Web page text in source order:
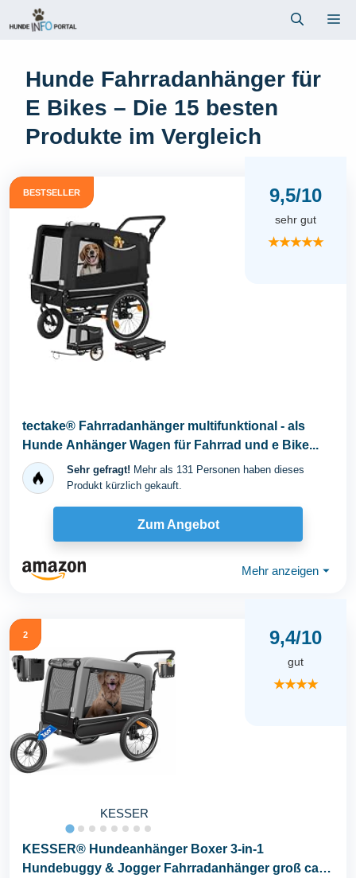
Inhalt
Hunde Fahrradanhänger für
E Bikes – Die 15 besten
Produkte im Vergleich
BESTSELLER 9,5/10
sehr gut
★★★★★
tectake® Fahrradanhänger multifunktional - als
Hunde Anhänger Wagen für Fahrrad und e Bike...
Sehr gefragt! Mehr als 131 Personen haben dieses
Produkt kürzlich gekauft.
Zum Angebot
Mehr anzeigen ⏷
2
KESSER
9,4/10
gut
★★★★
KESSER® Hundeanhänger Boxer 3-in-1
Hundebuggy & Jogger Fahrradanhänger groß ca.